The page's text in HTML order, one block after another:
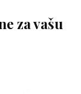
za vašu